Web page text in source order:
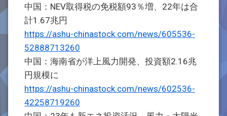
中国：NEV取得税の免税額93％増、22年は合
計1.67兆円
https://ashu-chinastock.com/news/605536-
52888713260
中国：海南省が洋上風力開発、投資額2.16兆
円規模に
https://ashu-chinastock.com/news/602536-
42258719260